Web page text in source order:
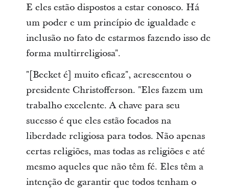
E eles estão dispostos a estar conosco. Há
um poder e um princípio de igualdade e
inclusão no fato de estarmos fazendo isso de
forma multirreligiosa".
"[Becket é] muito eficaz", acrescentou o
presidente Christofferson. "Eles fazem um
trabalho excelente. A chave para seu
sucesso é que eles estão focados na
liberdade religiosa para todos. Não apenas
certas religiões, mas todas as religiões e até
mesmo aqueles que não têm fé. Eles têm a
intenção de garantir que todos tenham o